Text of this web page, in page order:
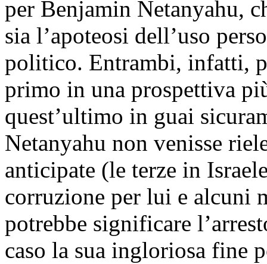
per Benjamin Netanyahu,
sia l’apoteosi dell’uso
politico. Entrambi, infatti,
primo in una prospettiva
quest’ultimo in guai
Netanyahu non venisse
anticipate (le terze in
corruzione per lui e alcuni
potrebbe significare
caso la sua ingloriosa fine